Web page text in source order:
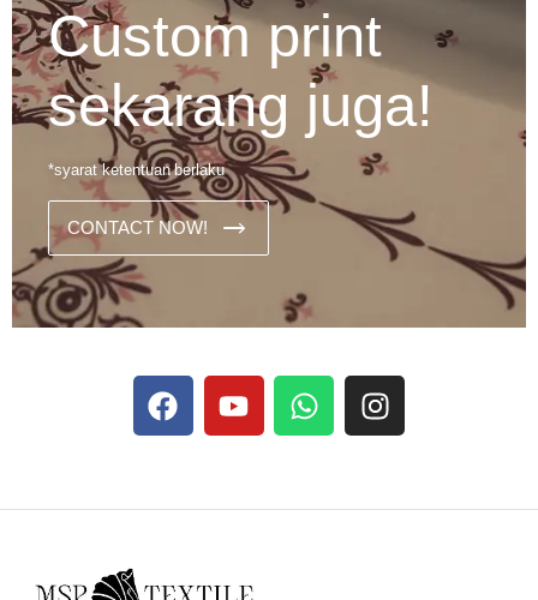
Custom print
sekarang juga!
*syarat ketentuan berlaku
CONTACT NOW!
francophones.